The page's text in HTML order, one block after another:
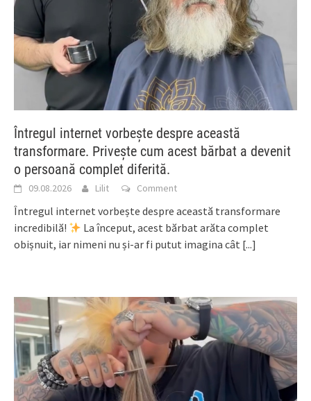
Întregul internet vorbește despre această
transformare. Privește cum acest bărbat a devenit
o persoană complet diferită.
09.08.2026 Lilit Comment
Întregul internet vorbește despre această transformare
incredibilă!
La început, acest bărbat arăta complet
obișnuit, iar nimeni nu și-ar fi putut imagina cât [...]